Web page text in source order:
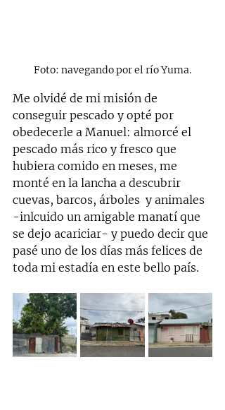
Foto: navegando por el río Yuma.
Me olvidé de mi misión de
conseguir pescado y opté por
obedecerle a Manuel: almorcé el
pescado más rico y fresco que
hubiera comido en meses, me
monté en la lancha a descubrir
cuevas, barcos, árboles  y animales
-inlcuido un amigable manatí que
se dejo acariciar- y puedo decir que
pasé uno de los días más felices de
toda mi estadía en este bello país.